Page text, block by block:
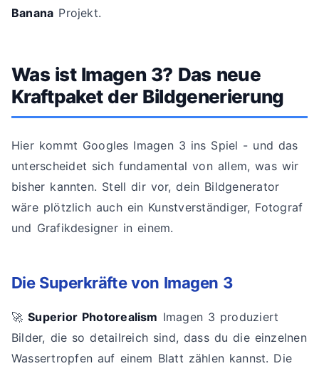
Banana Projekt.
Was ist Imagen 3? Das neue
Kraftpaket der Bildgenerierung
Hier kommt Googles Imagen 3 ins Spiel - und das
unterscheidet sich fundamental von allem, was wir
bisher kannten. Stell dir vor, dein Bildgenerator
wäre plötzlich auch ein Kunstverständiger, Fotograf
und Grafikdesigner in einem.
Die Superkräfte von Imagen 3
🚀Superior Photorealism Imagen 3 produziert
Bilder, die so detailreich sind, dass du die einzelnen
Wassertropfen auf einem Blatt zählen kannst. Die